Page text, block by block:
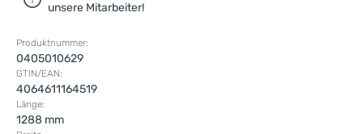
unsere Mitarbeiter!
Produktnummer:
0405010629
GTIN/EAN:
4064611164519
Länge:
1288 mm